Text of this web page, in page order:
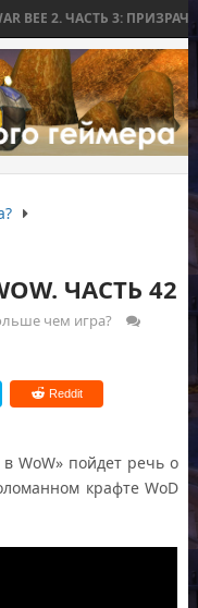
2. ЧАСТЬ 3: ПРИЗРАЧНЫЕ
ЧАСТЬ 42
чем игра?
Reddit
WoW» пойдет речь о
крафте WoD